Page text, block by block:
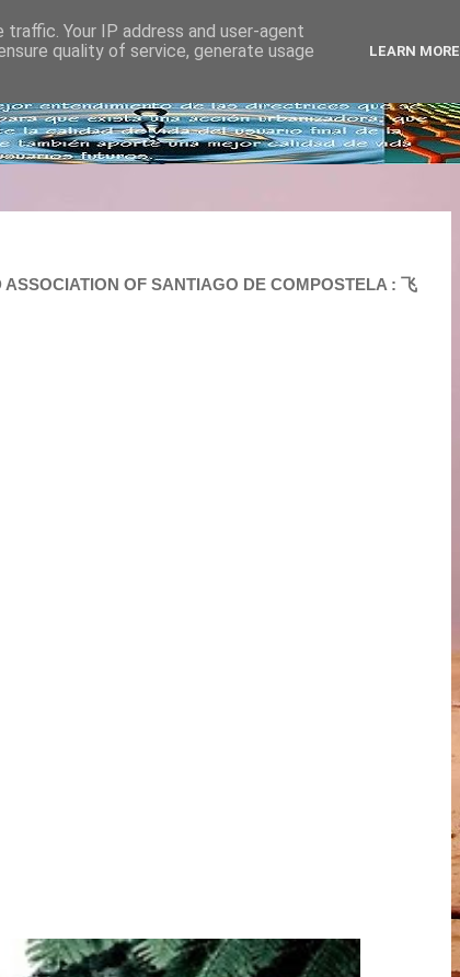
OF SANTIAGO DE COMPOSTELA : 飞
Your IP address and user-agent
quality of service, generate usage
LEARN MORE